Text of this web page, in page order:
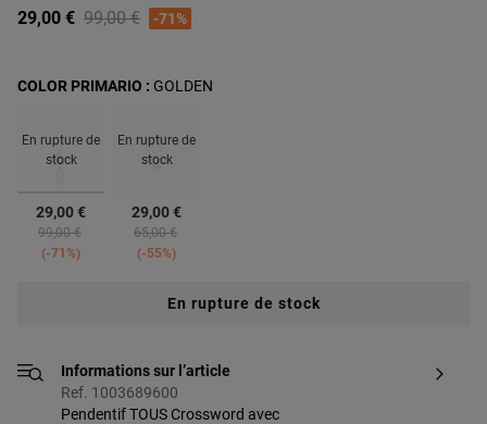
29,00 € Price reduced from
99,00 €to-71%
En rupture de
stock
sélectionné
29,00 €
Price reduced from
99,00 €to
-71%
En rupture de
stock
29,00 €
Price reduced from
65,00 €to
-55%
COLOR PRIMARIO : GOLDEN
En rupture de stock
Informations sur l’article
Ref. 1003689600
Pendentif TOUS Crossword avec